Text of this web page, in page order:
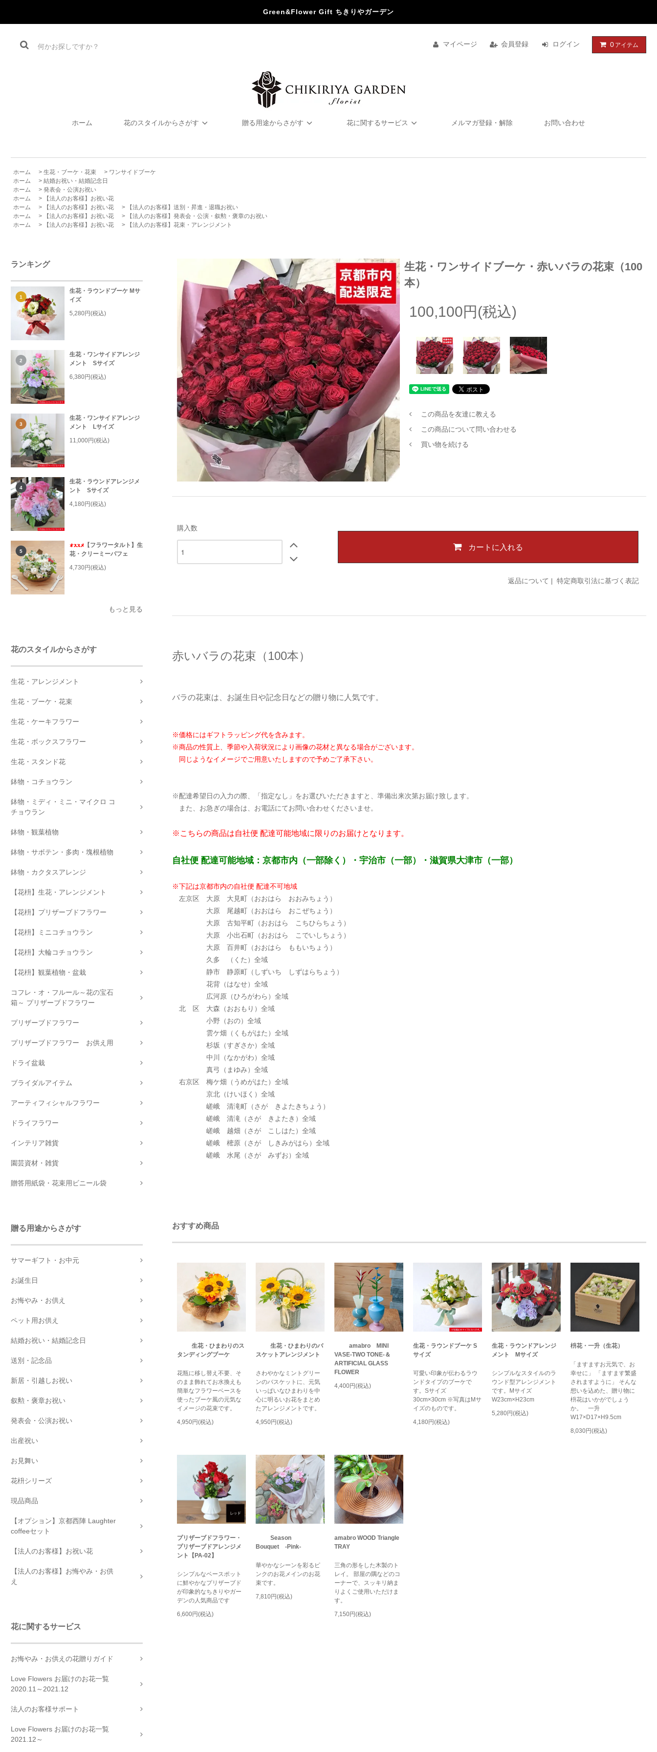
Green&Flower Gift ちきりやガーデン
マイページ 会員登録 ログイン 0 アイテム
ホーム 花のスタイルからさがす 贈る用途からさがす 花に関するサービス メルマガ登録・解除 お問い合わせ
ホーム > 生花・ブーケ・花束 > ワンサイドブーケ
ホーム
> 結婚お祝い・結婚記念日
ホーム
> 発表会・公演お祝い
ホーム
>
【法人のお客様】お祝い花
ホーム
> 【法人のお客様】お祝い花 >
【法人のお客様】送別・昇進・退職お祝い
ホーム
> 【法人のお客様】お祝い花 >
【法人のお客様】発表会・公演・叙勲・褒章のお祝い
ホーム
> 【法人のお客様】お祝い花 > 【法人のお客様】花束・アレンジメント
ランキング
1
生花・ラウンドブーケ Mサ
イズ
5,280円(税込)
2
生花・ワンサイドアレンジ
メント Sサイズ
6,380円(税込)
3
生花・ワンサイドアレンジ
メント Lサイズ
11,000円(税込)
4
生花・ラウンドアレンジメ
ント Sサイズ
4,180円(税込)
5
【フラワータルト】生
花・クリーミーパフェ
4,730円(税込)
もっと見る
花のスタイルからさがす
生花・アレンジメント
生花・ブーケ・花束
生花・ケーキフラワー
生花・ボックスフラワー
生花・スタンド花
鉢物・コチョウラン
鉢物・ミディ・ミニ・マイクロ コ
チョウラン
鉢物・観葉植物
鉢物・サボテン・多肉・塊根植物
鉢物・カクタスアレンジ
【花枡】生花・アレンジメント
【花枡】プリザーブドフラワー
【花枡】ミニコチョウラン
【花枡】大輪コチョウラン
【花枡】観葉植物・盆栽
コフレ・オ・フルール～花の宝石
箱～ プリザーブドフラワー
プリザーブドフラワー
プリザーブドフラワー お供え用
ドライ盆栽
ブライダルアイテム
アーティフィシャルフラワー
ドライフラワー
インテリア雑貨
園芸資材・雑貨
贈答用紙袋・花束用ビニール袋
贈る用途からさがす
サマーギフト・お中元
お誕生日
お悔やみ・お供え
ペット用お供え
結婚お祝い・結婚記念日
送別・記念品
新居・引越しお祝い
叙勲・褒章お祝い
発表会・公演お祝い
出産祝い
お見舞い
花枡シリーズ
現品商品
【オプション】京都西陣 Laughter
coffeeセット
【法人のお客様】お祝い花
【法人のお客様】お悔やみ・お供
え
花に関するサービス
お悔やみ・お供えの花贈りガイド
Love Flowers お届けのお花一覧
2020.11～2021.12
法人のお客様サポート
Love Flowers お届けのお花一覧
2021.12～
生花・ワンサイドブーケ・赤いバラの花束（100
本）
100,100円(税込)
この商品を友達に教える
この商品について問い合わせる
買い物を続ける
購入数
カートに入れる
返品について | 特定商取引法に基づく表記
赤いバラの花束（100本）
バラの花束は、お誕生日や記念日などの贈り物に人気です。
※価格にはギフトラッピング代を含みます。
※商品の性質上、季節や入荷状況により画像の花材と異なる場合がございます。
同じようなイメージでご用意いたしますので予めご了承下さい。
※配達希望日の入力の際、「指定なし」をお選びいただきますと、準備出来次第お届け致します。
また、お急ぎの場合は、お電話にてお問い合わせくださいませ。
※こちらの商品は自社便 配達可能地域に限りのお届けとなります。
自社便 配達可能地域：京都市内（一部除く）・宇治市（一部）・滋賀県大津市（一部）
※下記は京都市内の自社便 配達不可地域
左京区 大原 大見町（おおはら おおみちょう）
大原 尾越町（おおはら おこぜちょう）
大原 古知平町（おおはら こちひらちょう）
大原 小出石町（おおはら こでいしちょう）
大原 百井町（おおはら ももいちょう）
久多 （くた）全域
静市 静原町（しずいち しずはらちょう）
花背（はなせ）全域
広河原（ひろがわら）全域
北 区 大森（おおもり）全域
小野（おの）全域
雲ケ畑（くもがはた）全域
杉坂（すぎさか）全域
中川（なかがわ）全域
真弓（まゆみ）全域
右京区 梅ケ畑（うめがはた）全域
京北（けいほく）全域
嵯峨 清滝町（さが きよたきちょう）
嵯峨 清滝（さが きよたき）全域
嵯峨 越畑（さが こしはた）全域
嵯峨 樒原（さが しきみがはら）全域
嵯峨 水尾（さが みずお）全域
おすすめ商品
生花・ひまわりのス
タンディングブーケ
花瓶に移し替え不要、そ
のまま飾れてお水換えも
簡単なフラワーベースを
使ったブーケ風の元気な
イメージの花束です。
4,950円(税込)
生花・ひまわりのバ
スケットアレンジメント
さわやかなミントグリー
ンのバスケットに、元気
いっぱいなひまわりを中
心に明るいお花をまとめ
たアレンジメントです。
4,950円(税込)
amabro MINI
VASE-TWO TONE-＆
ARTIFICIAL GLASS
FLOWER
4,400円(税込)
生花・ラウンドブーケ S
サイズ
可愛い印象が伝わるラウ
ンドタイプのブーケで
す。Sサイズ
30cm×30cm ※写真はMサ
イズのものです。
4,180円(税込)
生花・ラウンドアレンジ
メント Mサイズ
シンプルなスタイルのラ
ウンド型アレンジメント
です。Mサイズ
W23cm×H23cm
5,280円(税込)
枡花・一升（生花）
「ますますお元気で、お
幸せに」 「ますます繁盛
されますように」 そんな
想いを込めた、贈り物に
枡花はいかがでしょう
か。 一升
W17×D17×H9.5cm
8,030円(税込)
プリザーブドフラワー・
プリザーブドアレンジメ
ント【PA-02】
シンプルなベースポット
に鮮やかなプリザーブド
が印象的なちきりやガー
デンの人気商品です
6,600円(税込)
Season
Bouquet -Pink-
華やかなシーンを彩るピ
ンクのお花メインのお花
束です。
7,810円(税込)
amabro WOOD Triangle
TRAY
三角の形をした木製のト
レイ。 部屋の隅などのコ
ーナーで、スッキリ納ま
りよくご使用いただけま
す。
7,150円(税込)